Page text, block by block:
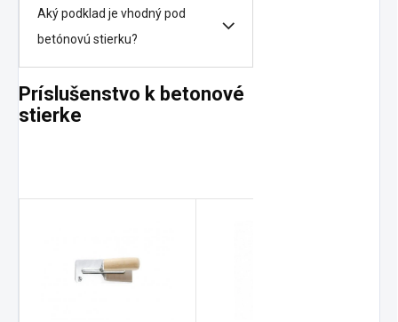
Aký podklad je vhodný pod
betónovú stierku?
Príslušenstvo k betonové
stierke